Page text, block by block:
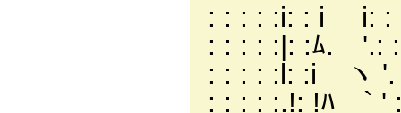
: : : : :i: : i i: : :
: : : : :|: :ﾑ. '.: :
: : : : :l: :i ヽ '.
: : : : :.!: !ﾊ ` '